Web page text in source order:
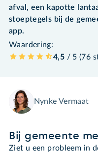
afval, een kapotte
stoeptegels bij de
app.
Waardering:
4,5 / 5 (76
Nynke Vermaat
Bij gemeente
Ziet u een probleem in